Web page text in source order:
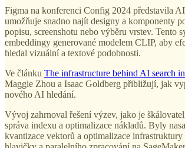
Figma na konferenci Config 2024 představila
umožňuje snadno najít designy a komponenty
popisu, screenshotu nebo výběru vrstev. Tento
embeddingy generované modelem CLIP, aby
hledal vizuální a textové podobnosti.
Ve článku The infrastructure behind AI search
Maggie Zhou a Isaac Goldberg přibližují, jak
nového AI hledání.
Vývoj zahrnoval řešení výzev, jako je
správa indexu a optimalizace nákladů. Byly
kvantizace vektorů a optimalizace infrastruktury